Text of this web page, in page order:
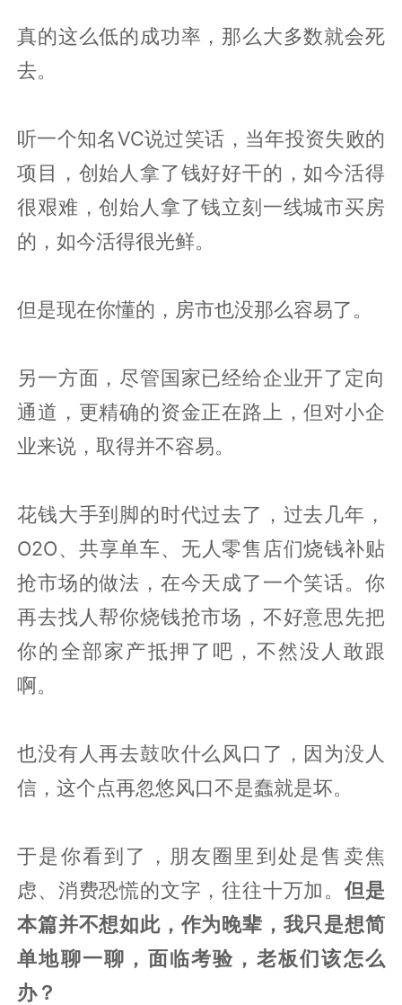
真的这么低的成功率，那么大多数就会死
去。
听一个知名VC说过笑话，当年投资失败的
项目，创始人拿了钱好好干的，如今活得
很艰难，创始人拿了钱立刻一线城市买房
的，如今活得很光鲜。
但是现在你懂的，房市也没那么容易了。
另一方面，尽管国家已经给企业开了定向
通道，更精确的资金正在路上，但对小企
业来说，取得并不容易。
花钱大手到脚的时代过去了，过去几年，
O2O、共享单车、无人零售店们烧钱补贴
抢市场的做法，在今天成了一个笑话。你
再去找人帮你烧钱抢市场，不好意思先把
你的全部家产抵押了吧，不然没人敢跟
啊。
也没有人再去鼓吹什么风口了，因为没人
信，这个点再忽悠风口不是蠢就是坏。
于是你看到了，朋友圈里到处是售卖焦
虑、消费恐慌的文字，往往十万加。但是
本篇并不想如此，作为晚辈，我只是想简
单地聊一聊，面临考验，老板们该怎么
办？